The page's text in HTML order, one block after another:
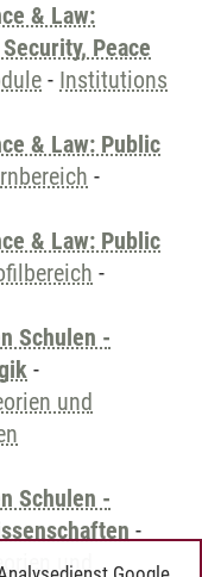
& Law:
Peace
- Institutions
& Law: Public
-
& Law: Public
-
Schulen -
-
und
Schulen -
-
und